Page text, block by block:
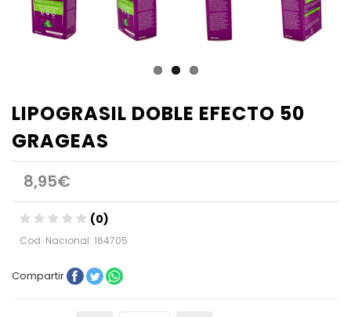
LIPOGRASIL DOBLE EFECTO 50
GRAGEAS
8,95€
(0)
Cod. Nacional: 164705
Compartir